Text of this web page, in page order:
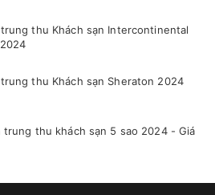
thu Khách sạn Intercontinental
thu Khách sạn Sheraton 2024
trung thu khách sạn 5 sao 2024 - Giá